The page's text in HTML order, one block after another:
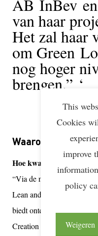
AB InBev
van haar
Het zal haar
om Green
nog hoger
brengen.”
Waarom Lean &
Hoe kwam AB Inbev in
“Via de media hadden we
Lean and Green. Maar de
biedt ontdekten we pas
Creation event in
This
Cookies
improve
policy
Weigeren